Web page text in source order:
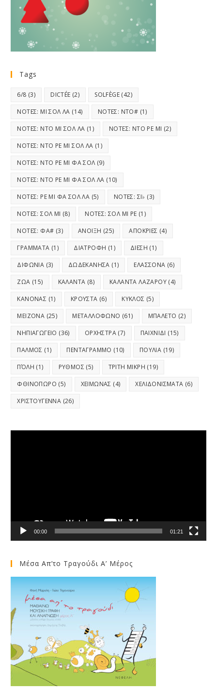
Tags
6/8 (3) DICTÉE (2) SOLFÈGE (42)
ΝΟΤΕΣ: ΜΙ ΣΟΛ ΛΑ (14) ΝΟΤΕΣ: ΝΤΟ# (1)
ΝΟΤΕΣ: ΝΤΟ ΜΙ ΣΟΛ ΛΑ (1) ΝΟΤΕΣ: ΝΤΟ ΡΕ ΜΙ (2)
ΝΟΤΕΣ: ΝΤΟ ΡΕ ΜΙ ΣΟΛ ΛΑ (1)
ΝΟΤΕΣ: ΝΤΟ ΡΕ ΜΙ ΦΑ ΣΟΛ (9)
ΝΟΤΕΣ: ΝΤΟ ΡΕ ΜΙ ΦΑ ΣΟΛ ΛΑ (10)
ΝΟΤΕΣ: ΡΕ ΜΙ ΦΑ ΣΟΛ ΛΑ (5) ΝΟΤΕΣ: ΣΙ♭ (3)
ΝΟΤΕΣ: ΣΟΛ ΜΙ (8) ΝΟΤΕΣ: ΣΟΛ ΜΙ ΡΕ (1)
ΝΟΤΕΣ: ΦΑ# (3) ΑΝΟΙΞΗ (25) ΑΠΟΚΡΙΕΣ (4)
ΓΡΑΜΜΑΤΑ (1) ΔΙΑΤΡΟΦΗ (1) ΔΙΕΣΗ (1)
ΔΙΦΩΝΙΑ (3) ΔΩΔΕΚΑΝΗΣΑ (1) ΕΛΑΣΣΟΝΑ (6)
ΖΩΑ (15) ΚΑΛΑΝΤΑ (8) ΚΑΛΑΝΤΑ ΛΑΖΑΡΟΥ (4)
ΚΑΝΟΝΑΣ (1) ΚΡΟΥΣΤΑ (6) ΚΥΚΛΟΣ (5)
ΜΕΙΖΟΝΑ (25) ΜΕΤΑΛΛΟΦΩΝΟ (61) ΜΠΑΛΕΤΟ (2)
ΝΗΠΙΑΓΩΓΕΙΟ (36) ΟΡΧΗΣΤΡΑ (7) ΠΑΙΧΝΙΔΙ (15)
ΠΑΛΜΟΣ (1) ΠΕΝΤΑΓΡΑΜΜΟ (10) ΠΟΥΛΙΑ (19)
ΠΌΛΗ (1) ΡΥΘΜΟΣ (5) ΤΡΙΤΗ ΜΙΚΡΗ (19)
ΦΘΙΝΟΠΩΡΟ (5) ΧΕΙΜΩΝΑΣ (4) ΧΕΛΙΔΟΝΙΣΜΑΤΑ (6)
ΧΡΙΣΤΟΥΓΕΝΝΑ (26)
00:00 01:21
Μέσα Απ’το Τραγούδι Α’ Μέρος